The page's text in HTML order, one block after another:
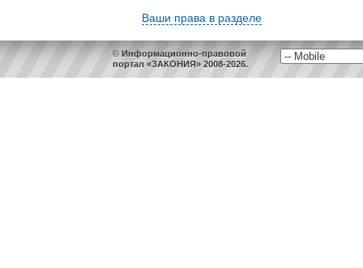
Ваши права в разделе
© Информационно-правовой
портал «ЗАКОНИЯ» 2008-2026.